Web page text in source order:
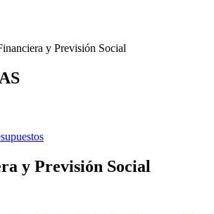
y Previsión Social
y Previsión Social